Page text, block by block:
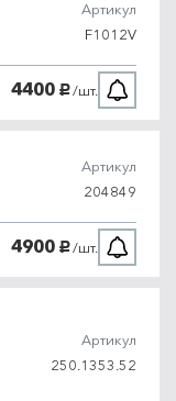
Артикул
F1012V
4400 руб./шт.
Артикул
204849
4900 руб./шт.
Артикул
250.1353.52